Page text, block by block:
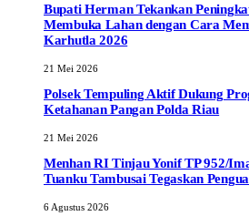
Bupati Herman Tekankan
Membuka Lahan dengan Cara
Karhutla 2026
21 Mei 2026
Polsek Tempuling Aktif Dukung
Ketahanan Pangan Polda Riau
21 Mei 2026
Menhan RI Tinjau Yonif TP 952/
Tuanku Tambusai Tegaskan
6 Agustus 2026